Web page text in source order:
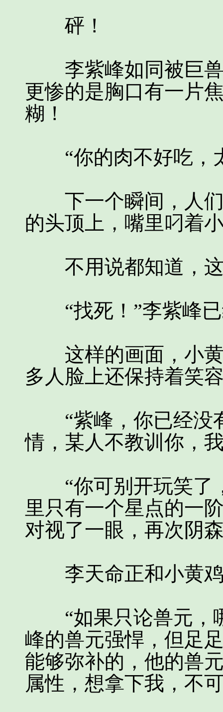
砰！
李紫峰如同被巨兽
更惨的是胸口有一片
糊！
“你的肉不好吃，
下一个瞬间，人们
的头顶上，嘴里叼着
不用说都知道，这
“找死！”李紫峰已
这样的画面，小黄
多人脸上还保持着笑
“紫峰，你已经没
情，某人不教训你，
“你可别开玩笑了
里只有一个星点的一
对视了一眼，再次阴
李天命正和小黄鸡
“如果只论兽元，
峰的兽元强悍，但足
能够弥补的，他的兽
属性，想拿下我，不